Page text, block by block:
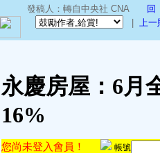
發稿人：轉自中央社 CNA
回
上一
永慶房屋：6月
16%
您尚未登入會員！ 帳號